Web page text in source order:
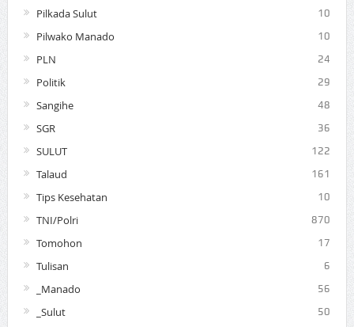
Pilkada Sulut 10
Pilwako Manado 10
PLN 24
Politik 29
Sangihe 48
SGR 36
SULUT 122
Talaud 161
Tips Kesehatan 10
TNI/Polri 870
Tomohon 17
Tulisan 6
_Manado 56
_Sulut 50